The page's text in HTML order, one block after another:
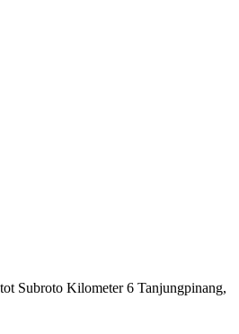
Subroto Kilometer 6 Tanjungpinang,